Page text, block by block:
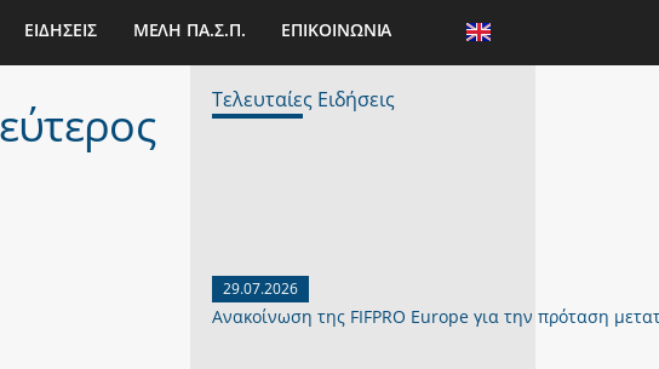
ΕΙΔΗΣΕΙΣ ΜΕΛΗ ΠΑ.Σ.Π. ΕΠΙΚΟΙΝΩΝΙΑ
Τελευταίες Ειδήσεις
29.07.2026
Ανακοίνωση της FIFPRO Europe για την πρόταση